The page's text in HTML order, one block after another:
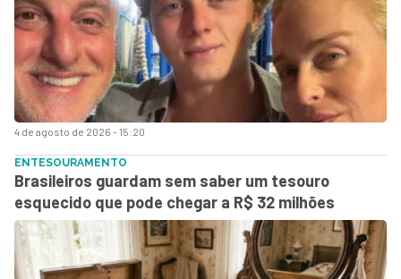
4 de agosto de 2026 - 15:20
ENTESOURAMENTO
Brasileiros guardam sem saber um tesouro
esquecido que pode chegar a R$ 32 milhões